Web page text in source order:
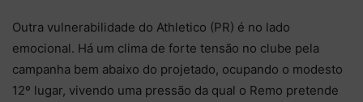
Outra vulnerabilidade do Athletico (PR) é no lado
emocional. Há um clima de forte tensão no clube pela
campanha bem abaixo do projetado, ocupando o modesto
12º lugar, vivendo uma pressão da qual o Remo pretende